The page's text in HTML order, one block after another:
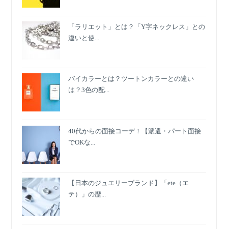
「ラリエット」とは？「Y字ネックレス」との
違いと使...
バイカラーとは？ツートンカラーとの違い
は？3色の配...
40代からの面接コーデ！【派遣・パート面接
でOKな...
【日本のジュエリーブランド】「ete（エ
テ）」の歴...